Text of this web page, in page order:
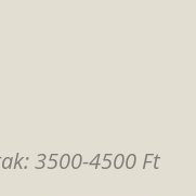
3500-4500 Ft